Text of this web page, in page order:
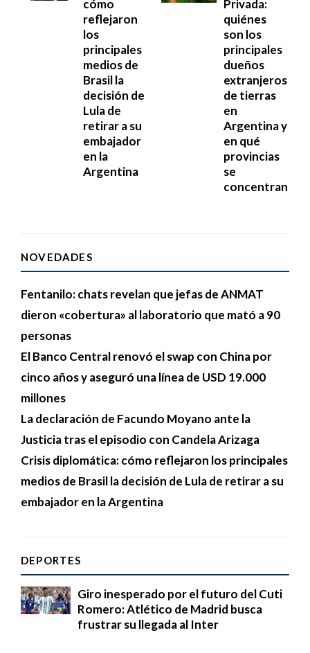
cómo
reflejaron
los
principales
medios de
Brasil la
decisión de
Lula de
retirar a su
embajador
en la
Argentina
Privada:
quiénes
son los
principales
dueños
extranjeros
de tierras
en
Argentina y
en qué
provincias
se
concentran
NOVEDADES
Fentanilo: chats revelan que jefas de ANMAT
dieron «cobertura» al laboratorio que mató a 90
personas
El Banco Central renovó el swap con China por
cinco años y aseguró una línea de USD 19.000
millones
La declaración de Facundo Moyano ante la
Justicia tras el episodio con Candela Arizaga
Crisis diplomática: cómo reflejaron los principales
medios de Brasil la decisión de Lula de retirar a su
embajador en la Argentina
DEPORTES
Giro inesperado por el futuro del Cuti
Romero: Atlético de Madrid busca
frustrar su llegada al Inter